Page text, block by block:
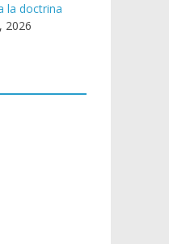
la doctrina
2026